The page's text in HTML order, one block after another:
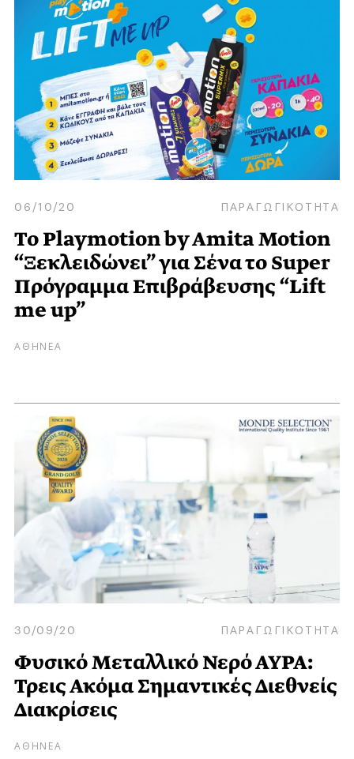
06/10/20 ΠΑΡΑΓΩΓΙΚΟΤΗΤΑ
Το Playmotion by Amita Motion
“Ξεκλειδώνει” για Σένα το Super
Πρόγραμμα Επιβράβευσης “Lift
me up”
ΑΘΗΝΕΑ
30/09/20 ΠΑΡΑΓΩΓΙΚΟΤΗΤΑ
Φυσικό Μεταλλικό Νερό ΑΥΡΑ:
Τρεις Ακόμα Σημαντικές Διεθνείς
Διακρίσεις
ΑΘΗΝΕΑ